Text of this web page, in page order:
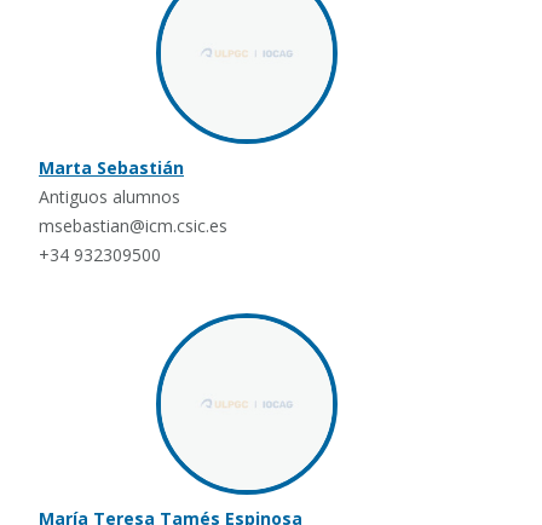
Marta Sebastián
Antiguos alumnos
msebastian@icm.csic.es
+34 932309500
María Teresa Tamés Espinosa